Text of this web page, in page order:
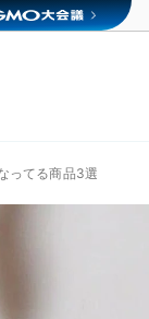
ってる商品3選